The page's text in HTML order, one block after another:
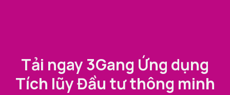
Tải ngay 3Gang Ứng dụng
Tích lũy Đầu tư thông minh